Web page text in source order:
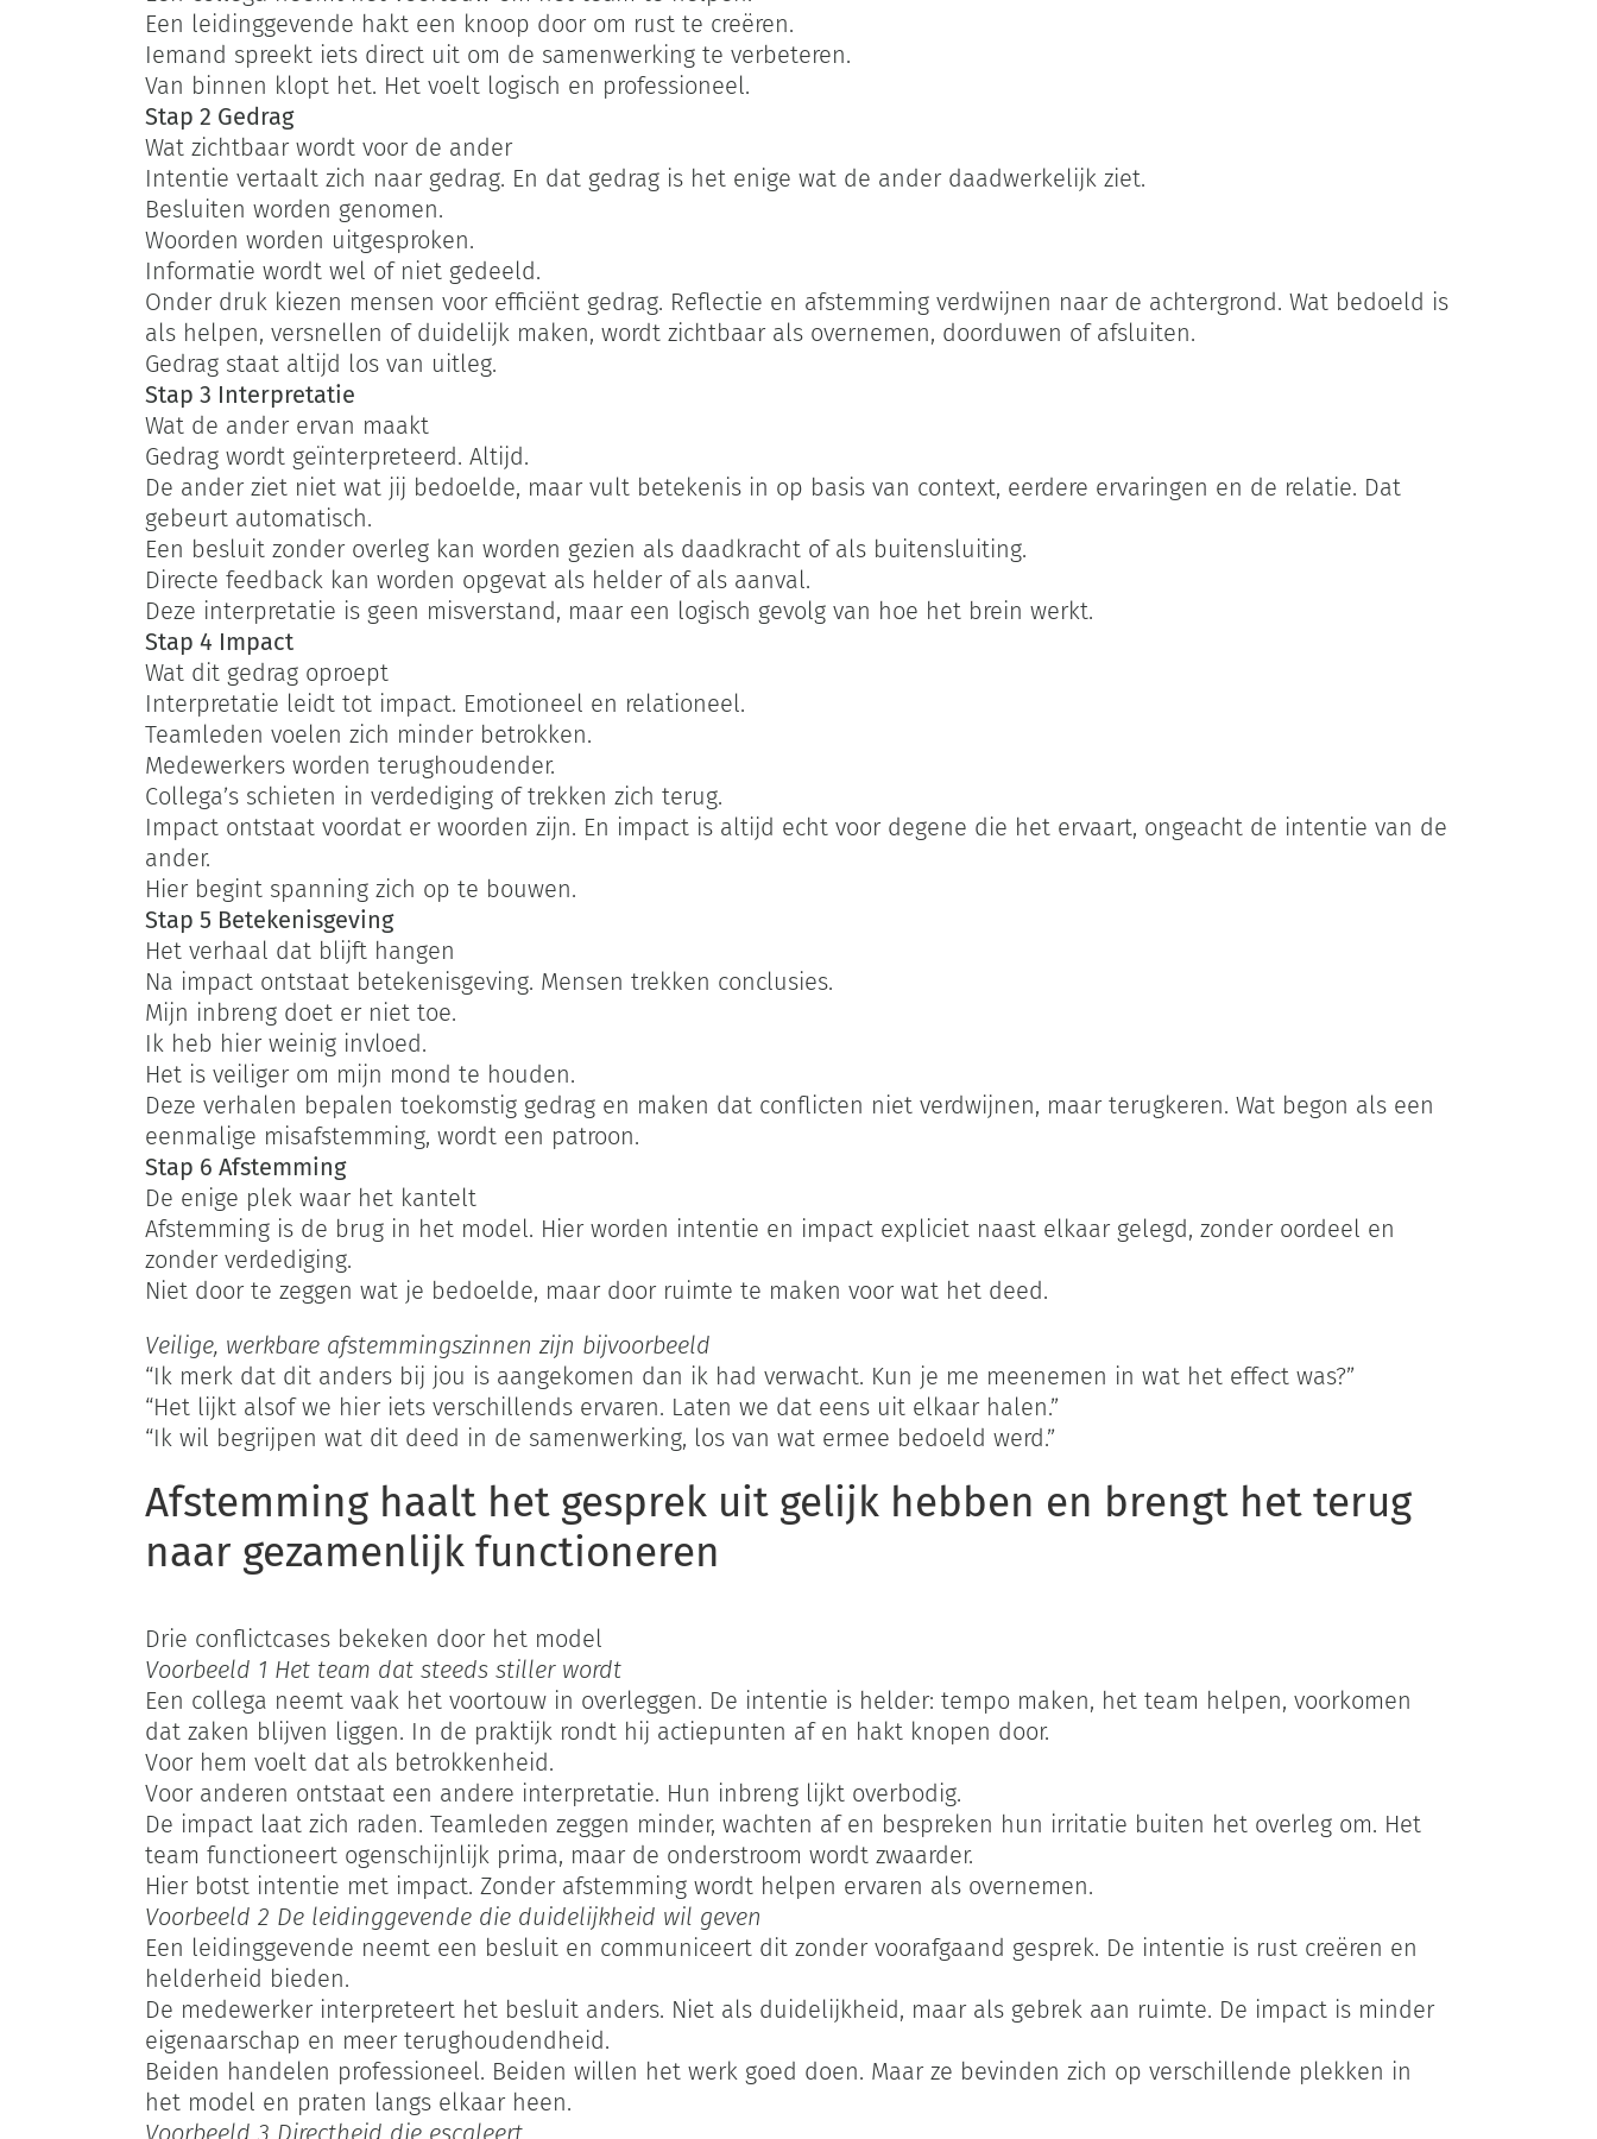
Een leidinggevende hakt een knoop door om rust te creëren.
Iemand spreekt iets direct uit om de samenwerking te verbeteren.
Van binnen klopt het. Het voelt logisch en professioneel.
Stap 2 Gedrag
Wat zichtbaar wordt voor de ander
Intentie vertaalt zich naar gedrag. En dat gedrag is het enige wat de ander daadwerkelijk ziet.
Besluiten worden genomen.
Woorden worden uitgesproken.
Informatie wordt wel of niet gedeeld.
Onder druk kiezen mensen voor efficiënt gedrag. Reflectie en afstemming verdwijnen naar de achtergrond. Wat bedoeld is
als helpen, versnellen of duidelijk maken, wordt zichtbaar als overnemen, doorduwen of afsluiten.
Gedrag staat altijd los van uitleg.
Stap 3 Interpretatie
Wat de ander ervan maakt
Gedrag wordt geïnterpreteerd. Altijd.
De ander ziet niet wat jij bedoelde, maar vult betekenis in op basis van context, eerdere ervaringen en de relatie. Dat
gebeurt automatisch.
Een besluit zonder overleg kan worden gezien als daadkracht of als buitensluiting.
Directe feedback kan worden opgevat als helder of als aanval.
Deze interpretatie is geen misverstand, maar een logisch gevolg van hoe het brein werkt.
Stap 4 Impact
Wat dit gedrag oproept
Interpretatie leidt tot impact. Emotioneel en relationeel.
Teamleden voelen zich minder betrokken.
Medewerkers worden terughoudender.
Collega’s schieten in verdediging of trekken zich terug.
Impact ontstaat voordat er woorden zijn. En impact is altijd echt voor degene die het ervaart, ongeacht de intentie van de
ander.
Hier begint spanning zich op te bouwen.
Stap 5 Betekenisgeving
Het verhaal dat blijft hangen
Na impact ontstaat betekenisgeving. Mensen trekken conclusies.
Mijn inbreng doet er niet toe.
Ik heb hier weinig invloed.
Het is veiliger om mijn mond te houden.
Deze verhalen bepalen toekomstig gedrag en maken dat conflicten niet verdwijnen, maar terugkeren. Wat begon als een
eenmalige misafstemming, wordt een patroon.
Stap 6 Afstemming
De enige plek waar het kantelt
Afstemming is de brug in het model. Hier worden intentie en impact expliciet naast elkaar gelegd, zonder oordeel en
zonder verdediging.
Niet door te zeggen wat je bedoelde, maar door ruimte te maken voor wat het deed.
Veilige, werkbare afstemmingszinnen zijn bijvoorbeeld
“Ik merk dat dit anders bij jou is aangekomen dan ik had verwacht. Kun je me meenemen in wat het effect was?”
“Het lijkt alsof we hier iets verschillends ervaren. Laten we dat eens uit elkaar halen.”
“Ik wil begrijpen wat dit deed in de samenwerking, los van wat ermee bedoeld werd.”
Afstemming haalt het gesprek uit gelijk hebben en brengt het terug
naar gezamenlijk functioneren
Drie conflictcases bekeken door het model
Voorbeeld 1 Het team dat steeds stiller wordt
Een collega neemt vaak het voortouw in overleggen. De intentie is helder: tempo maken, het team helpen, voorkomen
dat zaken blijven liggen. In de praktijk rondt hij actiepunten af en hakt knopen door.
Voor hem voelt dat als betrokkenheid.
Voor anderen ontstaat een andere interpretatie. Hun inbreng lijkt overbodig.
De impact laat zich raden. Teamleden zeggen minder, wachten af en bespreken hun irritatie buiten het overleg om. Het
team functioneert ogenschijnlijk prima, maar de onderstroom wordt zwaarder.
Hier botst intentie met impact. Zonder afstemming wordt helpen ervaren als overnemen.
Voorbeeld 2 De leidinggevende die duidelijkheid wil geven
Een leidinggevende neemt een besluit en communiceert dit zonder voorafgaand gesprek. De intentie is rust creëren en
helderheid bieden.
De medewerker interpreteert het besluit anders. Niet als duidelijkheid, maar als gebrek aan ruimte. De impact is minder
eigenaarschap en meer terughoudendheid.
Beiden handelen professioneel. Beiden willen het werk goed doen. Maar ze bevinden zich op verschillende plekken in
het model en praten langs elkaar heen.
Voorbeeld 3 Directheid die escaleert